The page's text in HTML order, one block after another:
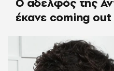
έκανε coming out